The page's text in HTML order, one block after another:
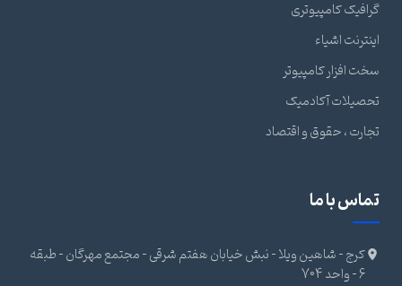
گرافیک کامپیوتری
اینترنت اشیاء
سخت افزار کامپیوتر
تحصیلات آکادمیک
تجارت ، حقوق و اقتصاد
تماس با ما
کرج - شاهین ویلا - نبش خیابان هفتم شرقی - مجتمع مهرگان - طبقه
6 - واحد 704